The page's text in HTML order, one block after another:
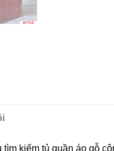
tìm kiếm tủ quần áo gỗ